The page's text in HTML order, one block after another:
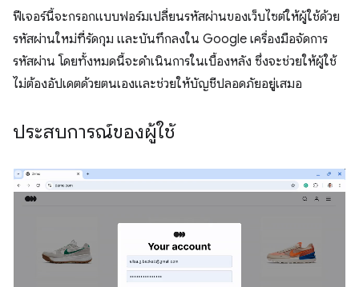
ฟีเจอร์นี้จะกรอกแบบฟอร์มเปลี่ยนรหัสผ่านของเว็บไซต์ให้ผู้ใช้ด้วย
รหัสผ่านใหม่ที่รัดกุม และบันทึกลงใน Google เครื่องมือจัดการ
รหัสผ่าน โดยทั้งหมดนี้จะดำเนินการในเบื้องหลัง ซึ่งจะช่วยให้ผู้ใช้
ไม่ต้องอัปเดตด้วยตนเองและช่วยให้บัญชีปลอดภัยอยู่เสมอ
ประสบการณ์ของผู้ใช้